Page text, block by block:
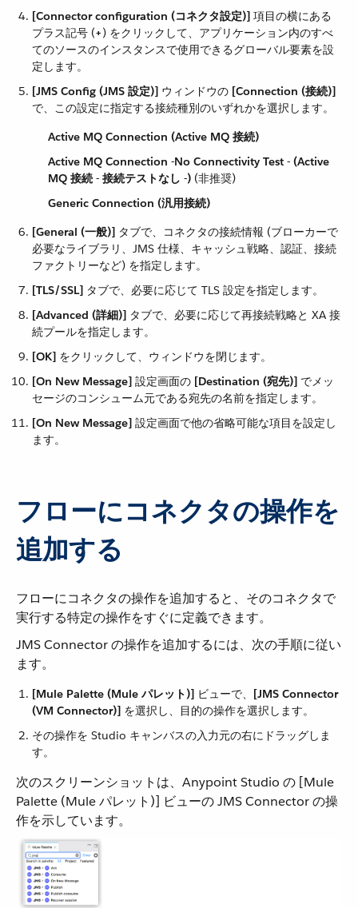
[Connector configuration (コネクタ設定)] ​ 項目の横にある
プラス記号 (​+​) をクリックして、アプリケーション内のすべ
てのソースのインスタンスで使用できるグローバル要素を設
定します。
[JMS Config (JMS 設定)] ​ ウィンドウの ​ [Connection (接続)]
で、この設定に指定する接続種別のいずれかを選択します。
Active MQ Connection (Active MQ 接続)
Active MQ Connection -No Connectivity Test - (Active
MQ 接続 - 接続テストなし -) ​ (非推奨)
Generic Connection (汎用接続)
[General (一般)] ​ タブで、コネクタの接続情報 (ブローカーで
必要なライブラリ、JMS 仕様、キャッシュ戦略、認証、接続
ファクトリーなど) を指定します。
[TLS/SSL] ​ タブで、必要に応じて TLS 設定を指定します。
[Advanced (詳細)] ​ タブで、必要に応じて再接続戦略と XA 接
続プールを指定します。
[OK] ​ をクリックして、ウィンドウを閉じます。
[On New Message] ​ 設定画面の ​ [Destination (宛先)] ​ でメッ
セージのコンシューム元である宛先の名前を指定します。
[On New Message] ​ 設定画面で他の省略可能な項目を設定し
ます。
フローにコネクタの操作を
追加する
フローにコネクタの操作を追加すると、そのコネクタで
実行する特定の操作をすぐに定義できます。
JMS Connector の操作を追加するには、次の手順に従い
ます。
[Mule Palette (Mule パレット)] ​ ビューで、​ [JMS Connector
(VM Connector)] ​ を選択し、目的の操作を選択します。
その操作を Studio キャンバスの入力元の右にドラッグしま
す。
次のスクリーンショットは、Anypoint Studio の [Mule
Palette (Mule パレット)] ビューの JMS Connector の操
作を示しています。